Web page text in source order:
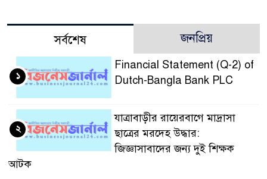
সর্বশেষ জনপ্রিয়
Financial Statement (Q-2) of
Dutch-Bangla Bank PLC
১
যাত্রাবাড়ীর রায়েরবাগে মাদ্রাসা
ছাত্রের মরদেহ উদ্ধার:
জিজ্ঞাসাবাদের জন্য দুই শিক্ষক
আটক
২